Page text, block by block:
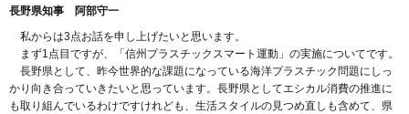
長野県知事 阿部守一
私からは3点お話を申し上げたいと思います。
まず1点目ですが、「信州プラスチックスマート運動」の実施についてです。
長野県として、昨今世界的な課題になっている海洋プラスチック問題にしっ
かり向き合っていきたいと思っています。長野県としてエシカル消費の推進に
も取り組んでいるわけですけれども、生活スタイルの見つめ直しも含めて、県